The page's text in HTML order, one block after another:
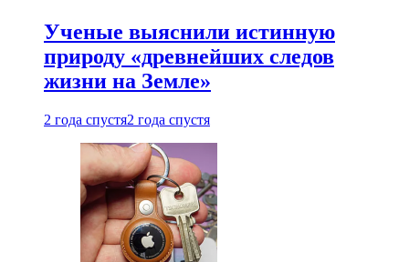
Ученые выяснили истинную
природу «древнейших следов
жизни на Земле»
2 года спустя2 года спустя